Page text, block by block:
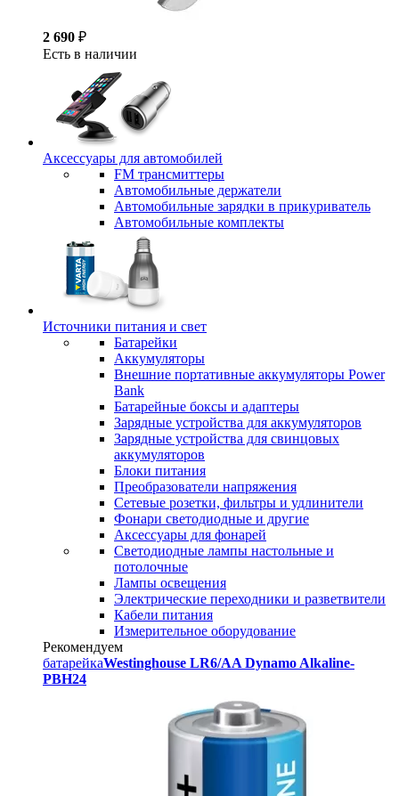
2 690 ₽
Есть в наличии
Аксессуары для автомобилей
FM трансмиттеры
Автомобильные держатели
Автомобильные зарядки в прикуриватель
Автомобильные комплекты
Источники питания и свет
Батарейки
Аккумуляторы
Внешние портативные аккумуляторы Power
Bank
Батарейные боксы и адаптеры
Зарядные устройства для аккумуляторов
Зарядные устройства для свинцовых
аккумуляторов
Блоки питания
Преобразователи напряжения
Сетевые розетки, фильтры и удлинители
Фонари светодиодные и другие
Аксессуары для фонарей
Светодиодные лампы настольные и
потолочные
Лампы освещения
Электрические переходники и разветвители
Кабели питания
Измерительное оборудование
Рекомендуем
батарейкаWestinghouse LR6/AA Dynamo Alkaline-
PBH24